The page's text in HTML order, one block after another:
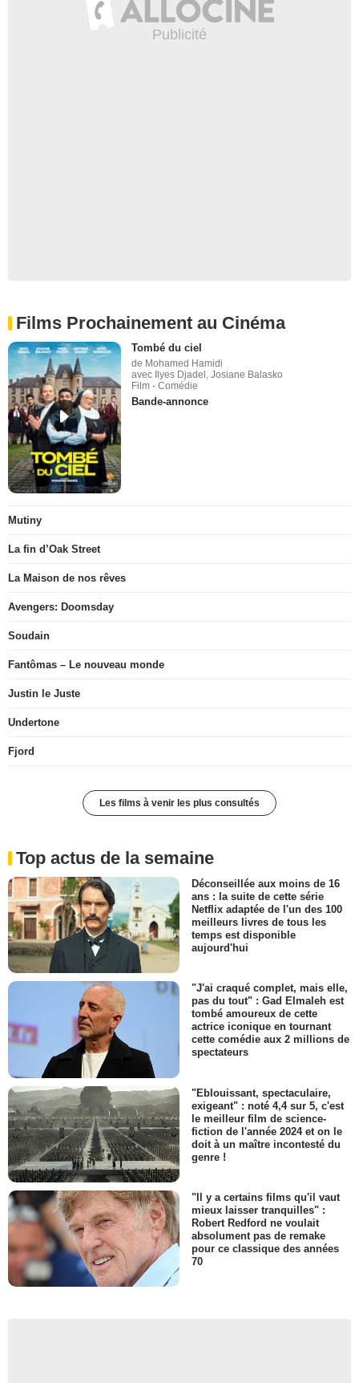
Films Prochainement au Cinéma
Tombé du ciel
de Mohamed Hamidi
avec Ilyes Djadel, Josiane Balasko
Film - Comédie
Bande-annonce
Mutiny
La fin d’Oak Street
La Maison de nos rêves
Avengers: Doomsday
Soudain
Fantômas – Le nouveau monde
Justin le Juste
Undertone
Fjord
Les films à venir les plus consultés
Top actus de la semaine
Déconseillée aux moins de 16
ans : la suite de cette série
Netflix adaptée de l'un des 100
meilleurs livres de tous les
temps est disponible
aujourd'hui
"J'ai craqué complet, mais elle,
pas du tout" : Gad Elmaleh est
tombé amoureux de cette
actrice iconique en tournant
cette comédie aux 2 millions de
spectateurs
"Eblouissant, spectaculaire,
exigeant" : noté 4,4 sur 5, c'est
le meilleur film de science-
fiction de l'année 2024 et on le
doit à un maître incontesté du
genre !
"Il y a certains films qu'il vaut
mieux laisser tranquilles" :
Robert Redford ne voulait
absolument pas de remake
pour ce classique des années
70